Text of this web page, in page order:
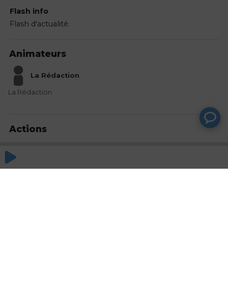
Flash info
Flash d'actualité.
Animateurs
La Rédaction
La Rédaction
Actions